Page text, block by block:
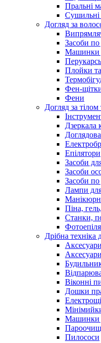
Пральні
Догляд за
Засоби по
Машинки
Плойки
Фен-
Фени
Догляд за
Дзеркала
Епілятори
Засоби
Засоби
Засоби
Лампи
Піна,
Станки,
Дрібна техніка
Віконні
Дошки
Машинки
Пилососи